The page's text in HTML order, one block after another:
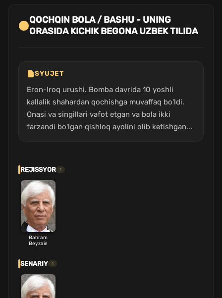
QOCHQIN BOLA / BASHU - UNING
ORASIDA KICHIK BEGONA UZBEK TILIDA
SYUJET
Eron-Iroq urushi. Bomba davrida 10 yoshli
kallalik shahardan qochishga muvaffaq bo'ldi.
Onasi va singillari vafot etgan va bola ikki
farzandi bo'lgan qishloq ayolini olib ketishgan...
REJISSYOR 1
Bahram
Beyzaie
SENARIY 1